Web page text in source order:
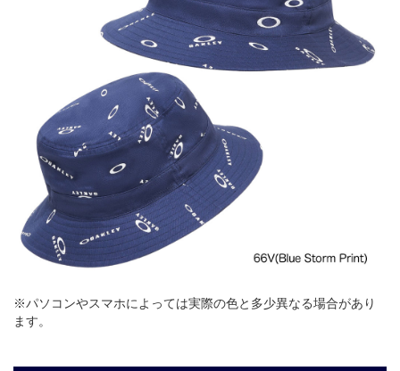
※パソコンやスマホによっては実際の色と多少異なる場合があり
ます。